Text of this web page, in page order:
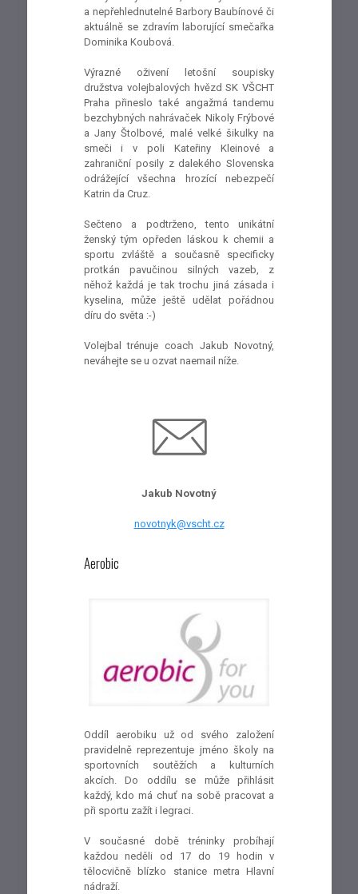
a nepřehlednutelné Barbory Baubínové či
aktuálně se zdravím laborující smečařka
Dominika Koubová.
Výrazné oživení letošní soupisky
družstva volejbalových hvězd SK VŠCHT
Praha přineslo také angažmá tandemu
bezchybných nahrávaček Nikoly Frýbové
a Jany Štolbové, malé velké šikulky na
smeči i v poli Kateřiny Kleinové a
zahraniční posily z dalekého Slovenska
odrážející všechna hrozící nebezpečí
Katrin da Cruz.
Sečteno a podtrženo, tento unikátní
ženský tým opředen láskou k chemii a
sportu zvláště a současně specificky
protkán pavučinou silných vazeb, z
něhož každá je tak trochu jiná zásada i
kyselina, může ještě udělat pořádnou
díru do světa :-)
Volejbal trénuje coach Jakub Novotný,
neváhejte se u ozvat naemail níže.
Jakub Novotný
novotnyk@vscht.cz
Aerobic
Oddíl aerobiku už od svého založení
pravidelně reprezentuje jméno školy na
sportovních soutěžích a kulturních
akcích. Do oddílu se může přihlásit
každý, kdo má chuť na sobě pracovat a
při sportu zažít i legraci.
V současné době tréninky probíhají
každou neděli od 17 do 19 hodin v
tělocvičně blízko stanice metra Hlavní
nádraží.